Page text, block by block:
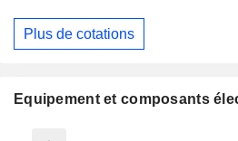
Plus de cotations
Equipement et composants